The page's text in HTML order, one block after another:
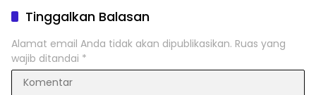
Tinggalkan Balasan
Alamat email Anda tidak akan dipublikasikan. Ruas yang
wajib ditandai *